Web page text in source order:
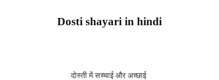
Dosti shayari in hindi
दोस्ती में सच्चाई और अच्छाई